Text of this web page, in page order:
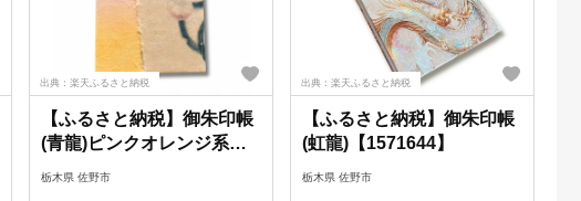
出典：楽天ふるさと納税
【ふるさと納税】御朱印帳
(青龍)ピンクオレンジ系
【1679121】
栃木県 佐野市
出典：楽天ふるさと納税
【ふるさと納税】御朱印帳
(虹龍)【1571644】
栃木県 佐野市